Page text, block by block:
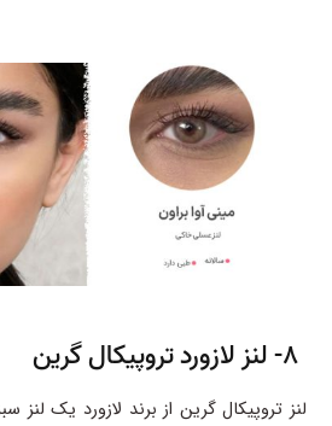
8- لنز لازورد تروپیکال گرین
لنز تروپیکال گرین از برند لازورد یک